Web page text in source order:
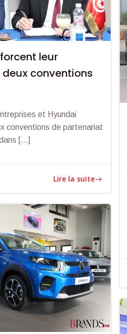
leur
conventions
et Hyundai
conventions de partenariat
[…]
Lire la suite